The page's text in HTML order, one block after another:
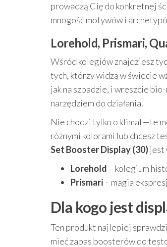
prowadzą Cię do konkretnej
mnogość motywów i
Lorehold, Prismari,
Wśród kolegiów znajdziesz
tych, którzy widzą w świecie
jak na szpadzie, i wreszcie
narzędziem do działania.
Nie chodzi tylko o klimat—te
różnymi kolorami lub chcesz
Set Booster Display (30)jest
Lorehold – kolegium
Prismari– magia
Dla kogo jest
Ten produkt najlepiej
mieć zapas boosterów do